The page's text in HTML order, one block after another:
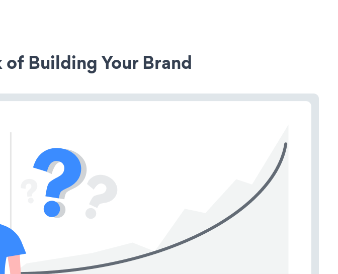
of Building Your Brand